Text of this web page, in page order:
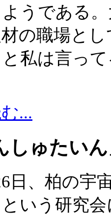
うである
の職場と
私は言っ
...
しゅたい
日、柏の宇
いう研究